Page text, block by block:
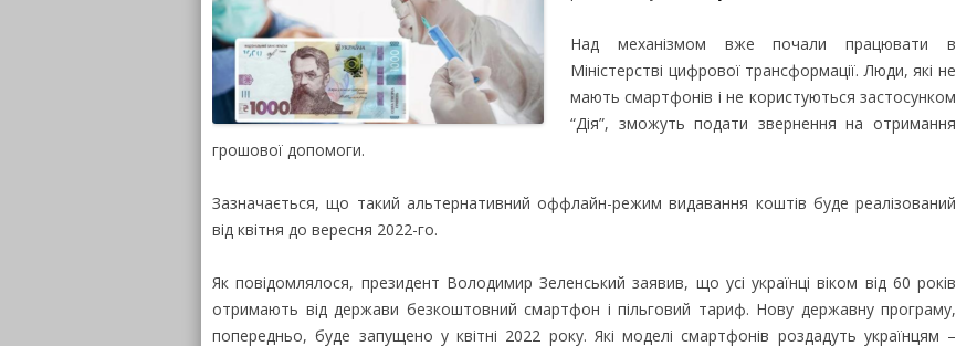
Над механізмом вже почали працювати в
Міністерстві цифрової трансформації. Люди, які не
мають смартфонів і не користуються застосунком
“Дія”, зможуть подати звернення на отримання
грошової допомоги.
Зазначається, що такий альтернативний оффлайн-режим видавання коштів буде реалізований
від квітня до вересня 2022-го.
Як повідомлялося, президент Володимир Зеленський заявив, що усі українці віком від 60 років
отримають від держави безкоштовний смартфон і пільговий тариф. Нову державну програму,
попередньо, буде запущено у квітні 2022 року. Які моделі смартфонів роздадуть українцям –